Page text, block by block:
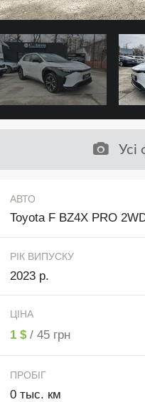
Усі
АВТО
Toyota F BZ4X PRO
РІК ВИПУСКУ
2023 р.
ЦІНА
1 $ / 45 грн
ПРОБІГ
0 тыс. км